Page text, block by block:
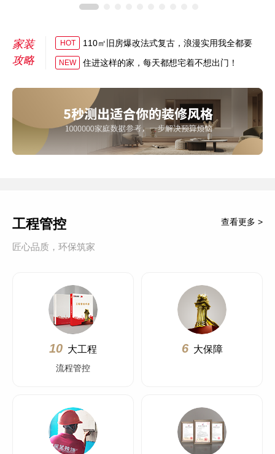
家装
攻略
HOT 110㎡旧房爆改法式复古，浪漫实用我全都要
NEW 住进这样的家，每天都想宅着不想出门！
工程管控
匠心品质，环保筑家
查看更多 >
10 大工程
流程管控
6 大保障